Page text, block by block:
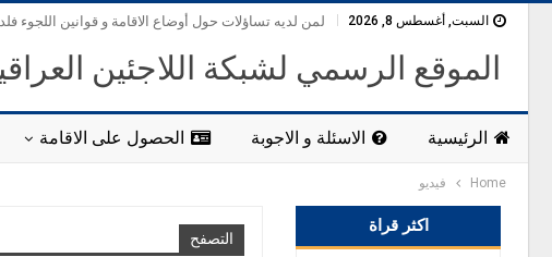
السبت, أغسطس 8, 2026 لمن لديه تساؤلات حول أوضاع الاقامة و قوانين اللجوء
الموقع الرسمي لشبكة اللاجئين
الرئيسية الاسئلة و الاجوبة الحصول على الاقامة
Home فيديو
التصفح
اكثر قراة